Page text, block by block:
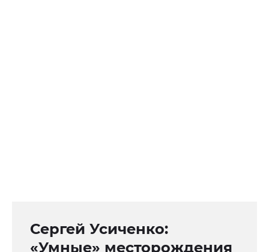
Сергей Усиченко:
«Умные» месторождения